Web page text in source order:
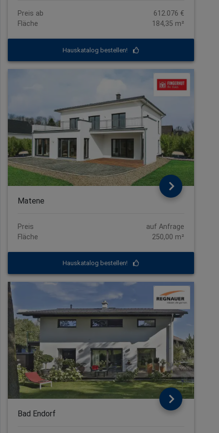
Preis ab
612.076 €
Fläche
184,35 m²
Hauskatalog bestellen!
Matene
Preis
auf Anfrage
Fläche
250,00 m²
Hauskatalog bestellen!
Bad Endorf